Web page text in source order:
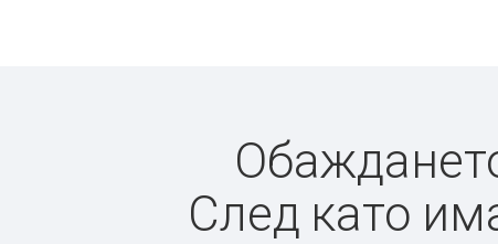
След като